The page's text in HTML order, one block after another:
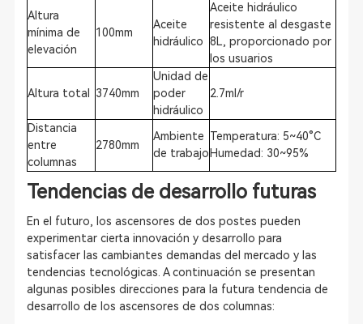
Altura
mínima de
elevación
100mm
Aceite
hidráulico
Aceite hidráulico
resistente al desgaste
8L, proporcionado por
los usuarios
Altura total 3740mm
Unidad de
poder
hidráulico
2.7ml/r
Distancia
entre
columnas
2780mm
Ambiente
de trabajo
Temperatura: 5~40°C
Humedad: 30~95%
Tendencias de desarrollo futuras
En el futuro, los ascensores de dos postes pueden
experimentar cierta innovación y desarrollo para
satisfacer las cambiantes demandas del mercado y las
tendencias tecnológicas. A continuación se presentan
algunas posibles direcciones para la futura tendencia de
desarrollo de los ascensores de dos columnas: